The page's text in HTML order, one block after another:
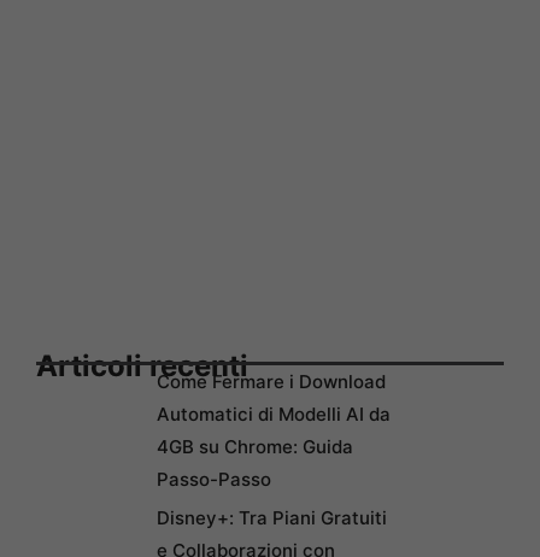
Articoli recentiCome Fermare i Download
Automatici di Modelli AI da
4GB su Chrome: Guida
Passo-Passo
Disney+: Tra Piani Gratuiti
e Collaborazioni con